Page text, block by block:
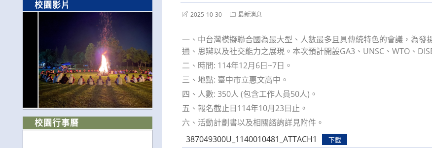
Post2025-10-30
Post最新消息
一、中台灣模擬聯合國為最大型、人數最多且具傳統特色的會議，為
通、思辯以及社交能力之展現。本次預計開設GA3、UNSC、WTO、
二、時間: 114年12月6日~7日。
三、地點: 臺中市立惠文高中。
四、人數: 350人 (包含工作人員50人)。
五、報名截止日114年10月23日止。
六、活動計劃書以及相關諮詢詳見附件。
387049300U_1140010481_ATTACH1
下載
校園影片
校園行事曆